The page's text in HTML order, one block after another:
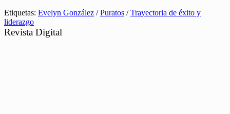
Etiquetas: Evelyn González /Puratos /Trayectoria de éxito y
liderazgo
Revista Digital